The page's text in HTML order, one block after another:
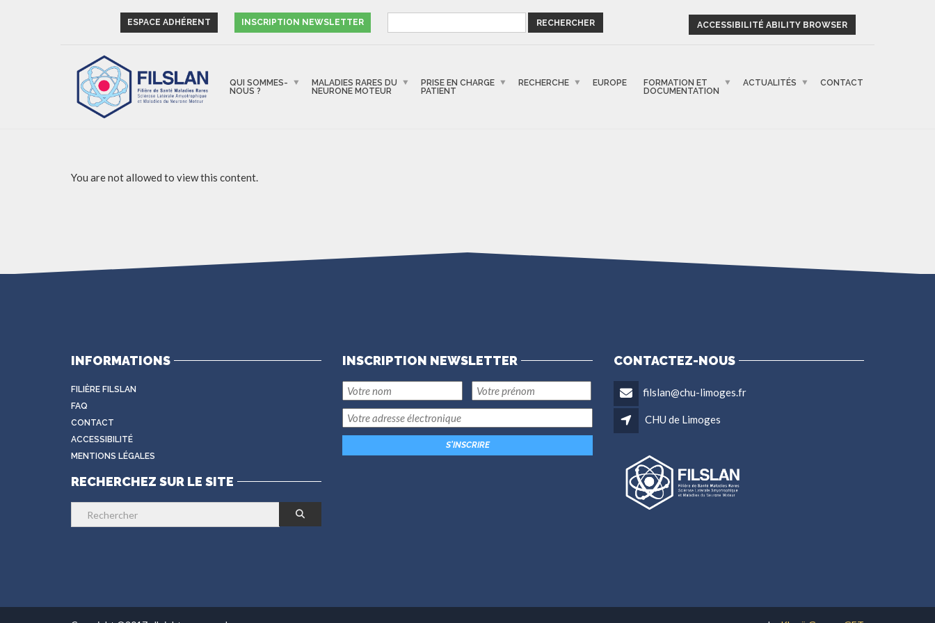
ESPACE ADHÉRENT INSCRIPTION NEWSLETTER ACCESSIBILITÉ ABILITY BROWSER
QUI SOMMES-
NOUS ?
MALADIES RARES DU
NEURONE MOTEUR
PRISE EN CHARGE
PATIENT
RECHERCHE EUROPE
FORMATION ET
DOCUMENTATION
ACTUALITÉS CONTACT
You are not allowed to view this content.
INFORMATIONS
FILIÈRE FILSLAN
FAQ
CONTACT
ACCESSIBILITÉ
MENTIONS LÉGALES
RECHERCHEZ SUR LE SITE
INSCRIPTION NEWSLETTER CONTACTEZ-NOUS
filslan@chu-limoges.fr
CHU de Limoges